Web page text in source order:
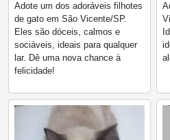
Adote um dos adoráveis filhotes
de gato em São Vicente/SP.
Eles são dóceis, calmos e
sociáveis, ideais para qualquer
lar. Dê uma nova chance à
felicidade!